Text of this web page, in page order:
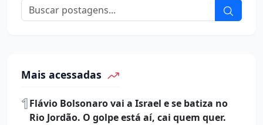
Mais acessadas
1Flávio Bolsonaro vai a Israel e se batiza no
Rio Jordão. O golpe está aí, cai quem quer.